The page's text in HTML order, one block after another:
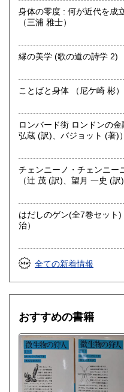
哲学宗教、歴史、社会科学
国書、サブカルチャー、古
オールジャンル
身体の零度 : 何が近代を成
（三浦 雅士）
ことばと身体 （尼ケ崎 彬）
ロンバード街 ロンドンの金融
弘蔵 (訳)、バジョット (著)）
チェンニーノ・チェンニー
（辻 茂 (訳)、望月 一史 (訳
はだしのゲン(全7巻セット) (中
治）
全ての新着情報
おすすめの書籍